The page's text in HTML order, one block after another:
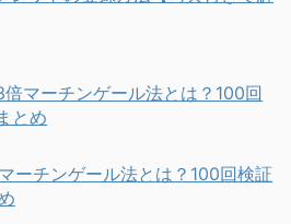
倍マーチンゲール法とは？100回
とめ
ーチンゲール法とは？100回検証